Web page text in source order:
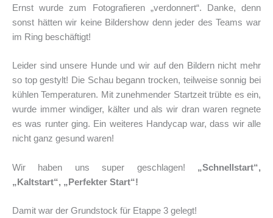
Ernst wurde zum Fotografieren „verdonnert“. Danke, denn
sonst hätten wir keine Bildershow denn jeder des Teams war
im Ring beschäftigt!
Leider sind unsere Hunde und wir auf den Bildern nicht mehr
so top gestylt! Die Schau begann trocken, teilweise sonnig bei
kühlen Temperaturen. Mit zunehmender Startzeit trübte es ein,
wurde immer windiger, kälter und als wir dran waren regnete
es was runter ging. Ein weiteres Handycap war, dass wir alle
nicht ganz gesund waren!
Wir haben uns super geschlagen! „Schnellstart“,
„Kaltstart“, „Perfekter Start“!
Damit war der Grundstock für Etappe 3 gelegt!